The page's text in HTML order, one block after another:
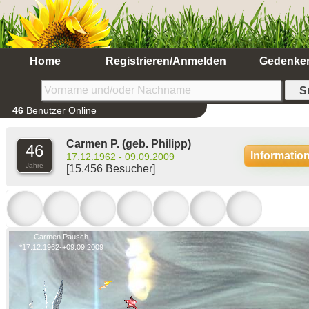
Home Registrieren/Anmelden
46 Benutzer Online
46
Jahre
Carmen P. (geb. Philipp)
17.12.1962 - 09.09.2009
[15.456 Besucher]
Carmen Pausch
*17.12.1962-+09.09.2009